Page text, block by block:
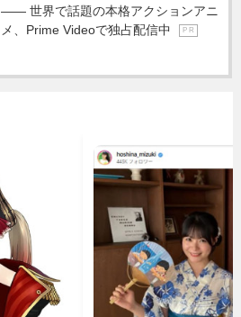
―― 世界で話題の本格アクションアニ
メ、Prime Videoで独占配信中
P R